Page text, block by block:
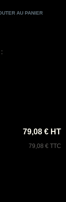
79,08 € HT
79,08 € TTC